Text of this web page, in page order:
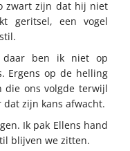
zwart zijn dat hij niet
geritsel, een vogel
daar ben ik niet op
Ergens op de helling
die ons volgde terwijl
zijn kans afwacht.
Ik pak Ellens hand
blijven we zitten.